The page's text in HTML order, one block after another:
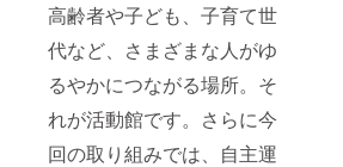
高齢者や子ども、子育て世
代など、さまざまな人がゆ
るやかにつながる場所。そ
れが活動館です。さらに今
回の取り組みでは、自主運